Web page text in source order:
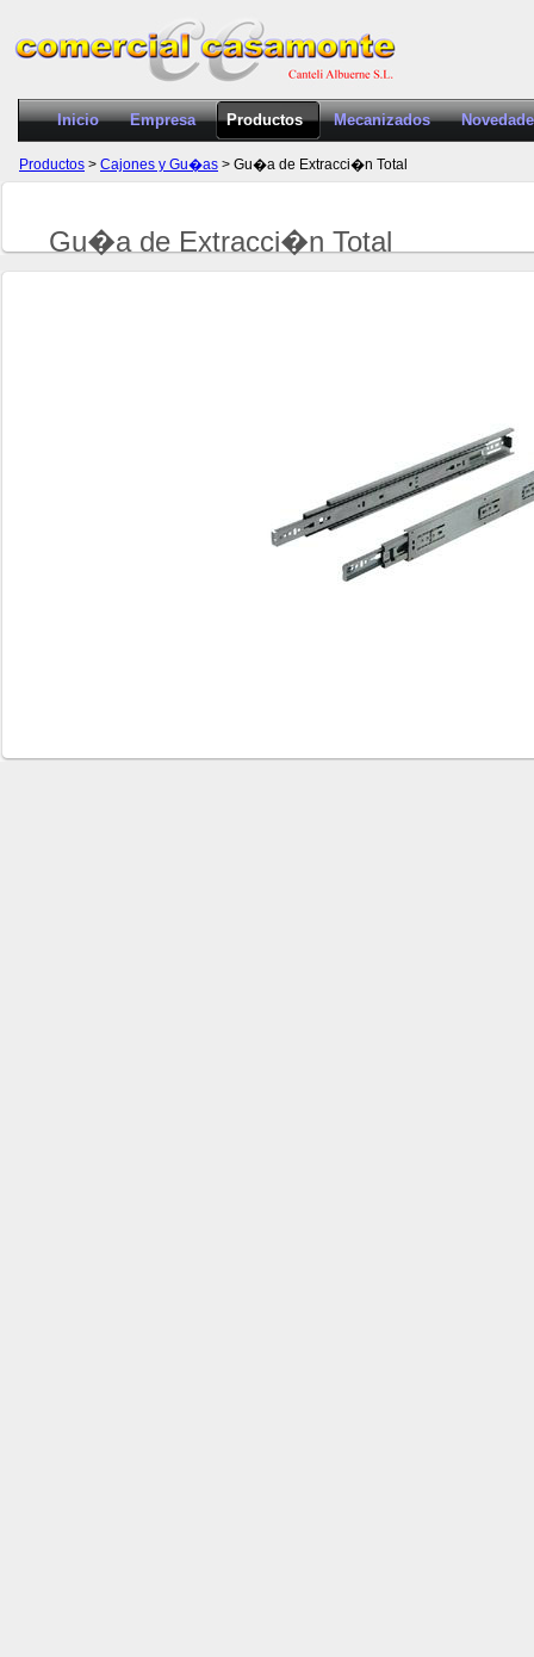
Inicio Empresa Productos Mecanizados
Productos > Cajones y Gu�as > Gu�a de Extracci�n Total
Gu�a de Extracci�n Total